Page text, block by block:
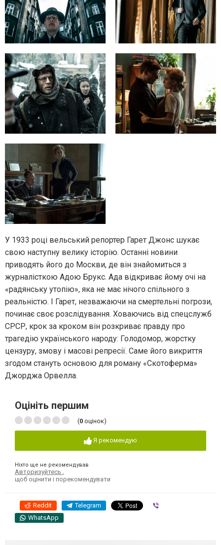
У 1933 році вельський репортер Гарет Джонс шукає
свою наступну велику історію. Останні новини
приводять його до Москви, де він знайомиться з
журналісткою Адою Брукс. Ада відкриває йому очі на
«радянську утопію», яка не має нічого спільного з
реальністю. І Гарет, незважаючи на смертельні погрози,
починає своє розслідування. Ховаючись від спецслужб
СРСР, крок за кроком він розкриває правду про
трагедію українського народу: Голодомор, жорстку
цензуру, змову і масові репресії. Саме його викриття
згодом стануть основою для роману «Скотоферма»
Джорджа Орвелла.
Оцініть першим
(0 оцінок)
Я рекомендую
Ніхто ще не рекомендував
Авторизуйтесь
щоб оцінити і порекомендувати
Reddit Telegram
WhatsApp